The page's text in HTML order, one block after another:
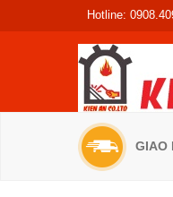
Hotline:
GIAO